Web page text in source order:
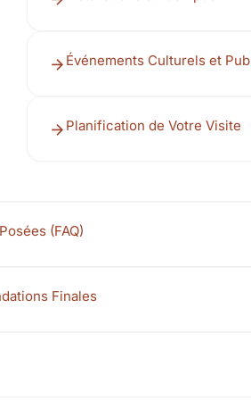
Événements Culturels et
Planification de Votre Visite
(FAQ)
Finales